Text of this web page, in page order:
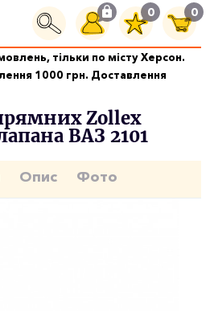
0 0
тільки по місту Херсон.
1000 грн. Доставлення
випускного клапана ВАЗ 2101
Zollex
ВАЗ 2101
Опис Фото